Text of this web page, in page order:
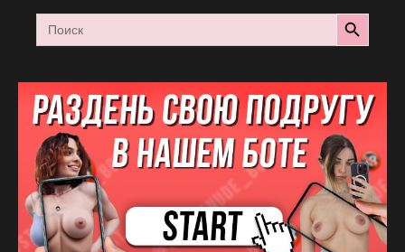
Search
for:
Search Button